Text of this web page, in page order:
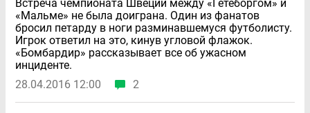
Встреча чемпионата Швеции между «Гетеборгом» и
«Мальме» не была доиграна. Один из фанатов
бросил петарду в ноги разминавшемуся футболисту.
Игрок ответил на это, кинув угловой флажок.
«Бомбардир» рассказывает все об ужасном
инциденте.
28.04.2016 12:00
2